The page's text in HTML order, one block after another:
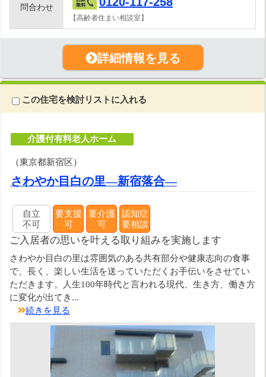
問合わせ
【高齢者住まい相談室】
詳細情報を見る
この住宅を検討リストに入れる
介護付有料老人ホーム
（東京都新宿区）
さわやか目白の里―新宿落合―
自立
不可
要支援
可
要介護
可
認知症
要相談
ご入居者の思いを叶える取り組みを実施します
さわやか目白の里は雰囲気のある共有部分や健康志向の食事
で、長く、楽しい生活を送っていただくお手伝いをさせてい
ただきます。人生100年時代と言われる現代、生き方、働き方
に変化が出てき...
続きを見る